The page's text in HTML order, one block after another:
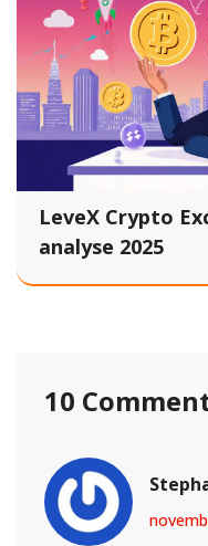
LeveX Crypto
analyse 2025
10